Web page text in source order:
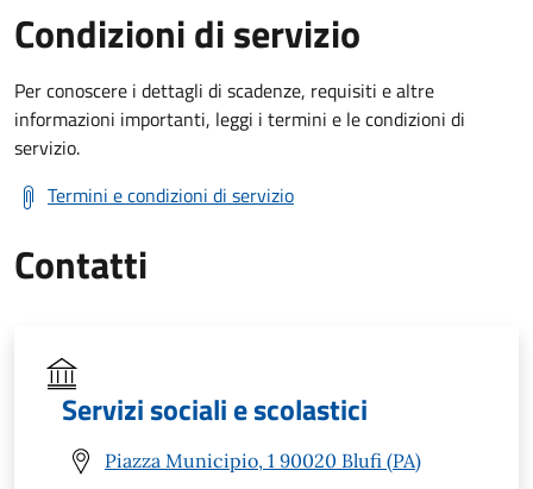
Condizioni di servizio
Per conoscere i dettagli di scadenze, requisiti e altre
informazioni importanti, leggi i termini e le condizioni di
servizio.
Termini e condizioni di servizio
Contatti
Servizi sociali e scolastici
Piazza Municipio, 1 90020 Blufi (PA)